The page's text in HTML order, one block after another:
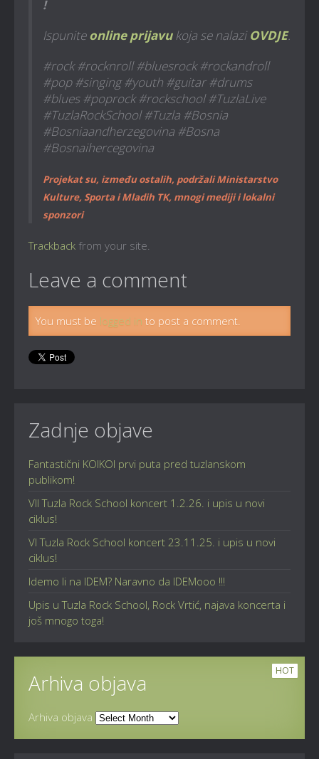
!
Ispuniteonline prijavukoja se nalaziOVDJE.
#rock #rocknroll #bluesrock #rockandroll
#pop #singing #youth #guitar #drums
#blues #poprock #rockschool #TuzlaLive
#TuzlaRockSchool #Tuzla #Bosnia
#Bosniaandherzegovina #Bosna
#Bosnaihercegovina
Projekat su, između ostalih, podržali Ministarstvo
Kulture, Sporta i Mladih TK, mnogi mediji i lokalni
sponzori
Trackback from your site.
Leave a comment
You must be logged in to post a comment.
Zadnje objave
Fantastični KOIKOI prvi puta pred tuzlanskom
publikom!
VII Tuzla Rock School koncert 1.2.26. i upis u novi
ciklus!
VI Tuzla Rock School koncert 23.11.25. i upis u novi
ciklus!
Idemo li na IDEM? Naravno da IDEMooo !!!
Upis u Tuzla Rock School, Rock Vrtić, najava koncerta i
još mnogo toga!
HOT
Arhiva objava
Arhiva objava